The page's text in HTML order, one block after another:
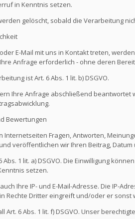
in Kenntnis setzen.
gelöscht, sobald die Verarbeitung
E-Mail mit uns in Kontakt treten,
Anfrage erforderlich - ohne deren
ist Art. 6 Abs. 1 lit. b) DSGVO.
Ihre Anfrage abschließend
Bewertungen
Fragen, Antworten,
veröffentlichen wir Ihren Beitrag,
1 lit. a) DSGVO. Die Einwilligung
setzen.
Ihre IP- und E-Mail-Adresse. Die IP-
Rechte Dritter eingreift und/oder er sonst
Art. 6 Abs. 1 lit. f) DSGVO. Unser